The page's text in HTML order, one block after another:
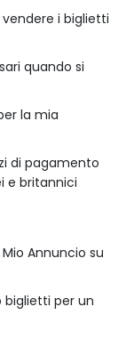
i biglietti
quando si
la mia
di pagamento
e britannici
Annuncio su
biglietti per un